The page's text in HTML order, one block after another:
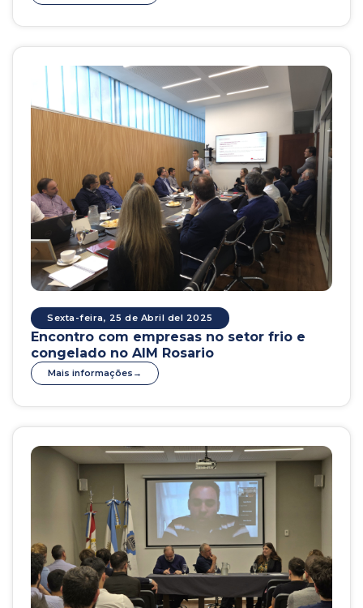
Sexta-feira, 25 de Abril del 2025
Encontro com empresas no setor frio e
congelado no AIM Rosario
Mais informações